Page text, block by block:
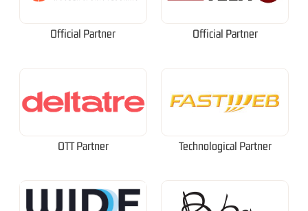
Official Partner Official Partner
OTT Partner Technological Partner